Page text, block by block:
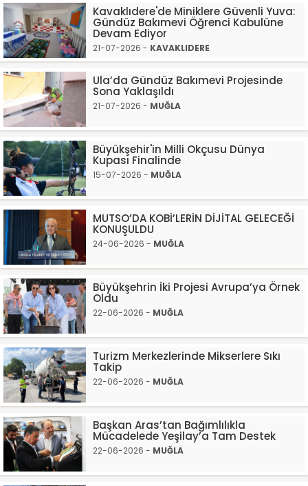
Kavaklıdere'de Miniklere Güvenli Yuva:
Gündüz Bakımevi Öğrenci Kabulüne
Devam Ediyor
21-07-2026 - KAVAKLIDERE
Ula’da Gündüz Bakımevi Projesinde
Sona Yaklaşıldı
21-07-2026 - MUĞLA
Büyükşehir'in Milli Okçusu Dünya
Kupası Finalinde
15-07-2026 - MUĞLA
MUTSO’DA KOBİ’LERİN DİJİTAL GELECEĞİ
KONUŞULDU
24-06-2026 - MUĞLA
Büyükşehrin İki Projesi Avrupa’ya Örnek
Oldu
22-06-2026 - MUĞLA
Turizm Merkezlerinde Mikserlere Sıkı
Takip
22-06-2026 - MUĞLA
Başkan Aras’tan Bağımlılıkla
Mücadelede Yeşilay’a Tam Destek
22-06-2026 - MUĞLA